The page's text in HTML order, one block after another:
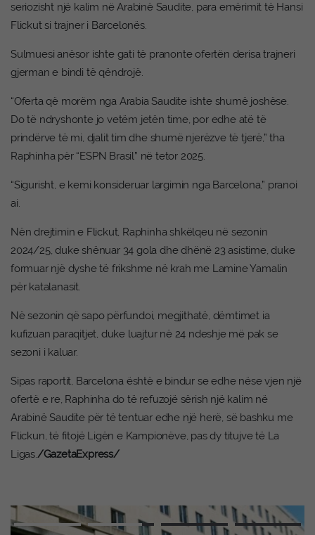
seriozisht një kalim në Arabinë Saudite, para emërimit të Hansi
Flickut si trajner i Barcelonës.
Sulmuesi anësor ishte gati të pranonte ofertën derisa trajneri
gjerman e bindi të qëndrojë.
“Oferta që morëm nga Arabia Saudite ishte shumë joshëse.
Do të ndryshonte jo vetëm jetën time, por edhe atë të
prindërve të mi, djalit tim dhe shumë njerëzve të tjerë,” tha
Raphinha për “ESPN Brasil” në tetor 2025.
“Sigurisht, e kemi konsideruar largimin nga Barcelona,” pranoi
ai.
Nën drejtimin e Flickut, Raphinha shkëlqeu në sezonin
2024/25, duke shënuar 34 gola dhe dhënë 23 asistime, duke
formuar një dyshe të frikshme në krah me Lamine Yamalin
për katalanasit.
Në sezonin që sapo përfundoi, megjithatë, dëmtimet ia
kufizuan paraqitjet, duke luajtur në 24 ndeshje më pak se
sezoni i kaluar.
Sipas raportit, Barcelona është e bindur se edhe nëse vjen një
ofertë e re, Raphinha do të refuzojë sërish një kalim në
Arabinë Saudite për të tentuar edhe një herë, së bashku me
Flickun, të fitojë Ligën e Kampionëve, pas dy titujve të La
Ligas./GazetaExpress/